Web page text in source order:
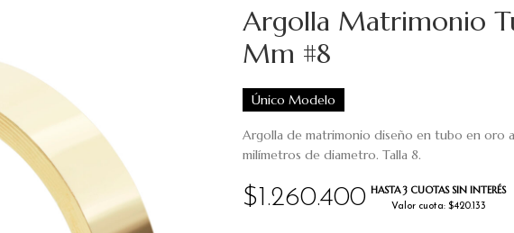
Argolla Matrimonio
Mm #8
$1.260.400 HASTA 3 CUOTAS SIN INTERÉS
Valor cuota: $420.133
Único Modelo
Argolla de matrimonio diseño en tubo en oro
milímetros de diametro. Talla 8.